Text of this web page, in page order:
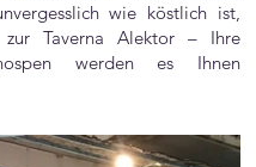
wie köstlich ist,
zur Taverna Alektor – Ihre
werden es Ihnen